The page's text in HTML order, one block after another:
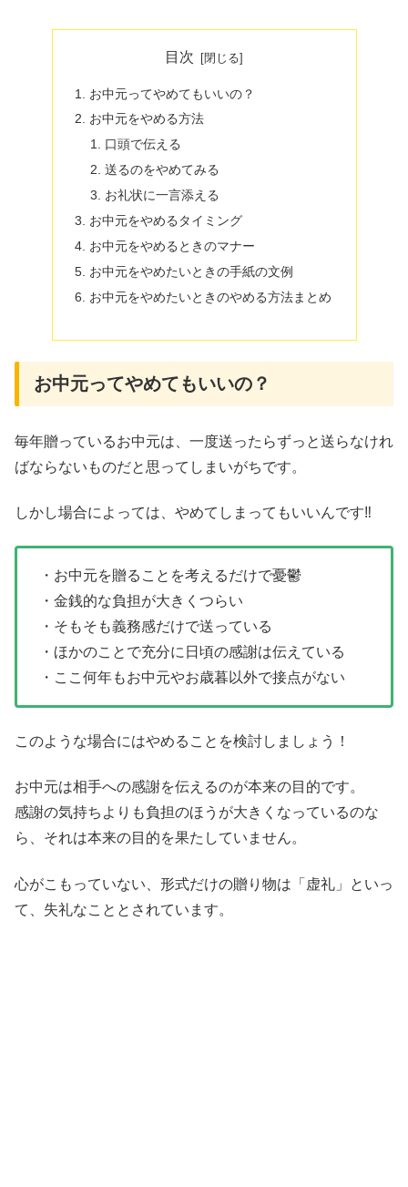
目次
お中元ってやめてもいいの？
お中元をやめる方法
口頭で伝える
送るのをやめてみる
お礼状に一言添える
お中元をやめるタイミング
お中元をやめるときのマナー
お中元をやめたいときの手紙の文例
お中元をやめたいときのやめる方法まとめ
お中元ってやめてもいいの？
毎年贈っているお中元は、一度送ったらずっと送らなけれ
ばならないものだと思ってしまいがちです。
しかし場合によっては、やめてしまってもいいんです‼
・お中元を贈ることを考えるだけで憂鬱
・金銭的な負担が大きくつらい
・そもそも義務感だけで送っている
・ほかのことで充分に日頃の感謝は伝えている
・ここ何年もお中元やお歳暮以外で接点がない
このような場合にはやめることを検討しましょう！
お中元は相手への感謝を伝えるのが本来の目的です。
感謝の気持ちよりも負担のほうが大きくなっているのな
ら、それは本来の目的を果たしていません。
心がこもっていない、形式だけの贈り物は「虚礼」といっ
て、失礼なこととされています。